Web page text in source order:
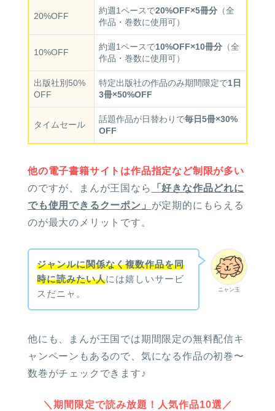
20%OFF
約週1ペースで20%OFF×5冊分 （全
作品・巻数に使用可）
10%OFF
約週1ペースで10%OFF×10冊分 （全
作品・巻数に使用可）
出版社別50%
OFF
特定出版社の作品のみ期間限定で1日
3冊×50%OFF
タイムセール
話題作品が日替わりで毎日5冊×30%
OFF
他の電子書籍サイトは作品指定など制限が多い
のですが、まんが王国なら
「好きな作品どれに
でも使用できるクーポン」 が定期的にもらえる
のが最大のメリットです。
ニャン玉
ジャンルに関係なく複数作品を同
時に読みたい人には嬉しいサービ
スだニャ。
他にも、まんが王国では期間限定の無料配信キ
ャンペーンもあるので、気になる作品の初巻〜
数巻がチェックできます♪
＼期間限定で読み放題！人気作品10選／